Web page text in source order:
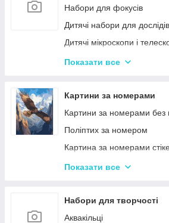
Аліас Або Скажи Інакше
Гра Хто Я?
Вікторина
Твістер
Ігри типу Дженга
Ігри-головоломки
Дитяче Лото і Доміно
Гра Морський Бій
Різні Настільні ігри
Монополія - настільна гра
Мафія
Набори для фокусів
Дитячі набори для дослідів
Дитячі мікроскопи і
Розвиваючі Магніти для
Дитячі ноутбуки, планшети
Інтерактивні розмовляючі
Спіннери
Показати все
Картини за номерами
Картини за номерами без
Поліптих за номером
Картина за номерами
Алмазна Мозаїка за
Стандартні картини за
Розпис по полотну
Показати все
Набори для творчості
Аквакільці